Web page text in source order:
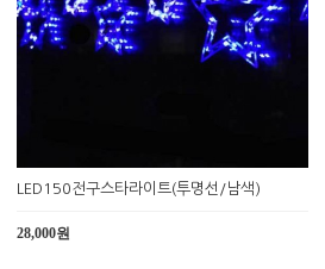
LED150전구스타라이트(투명선/남색)
28,000원